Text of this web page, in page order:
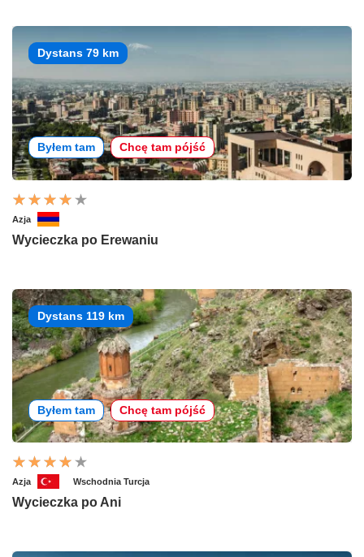
Dystans 79 km
Byłem tam Chcę tam pójść
Azja
Wycieczka po Erewaniu
Dystans 119 km
Byłem tam Chcę tam pójść
Azja Wschodnia Turcja
Wycieczka po Ani